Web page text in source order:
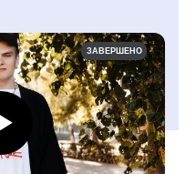
ЗАВЕРШЕНО